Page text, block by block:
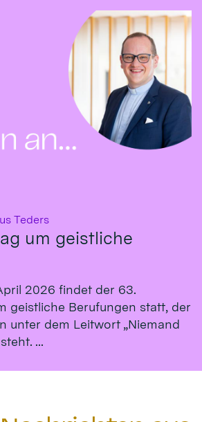
Teders:
um geistliche
2026 findet der 63.
geistliche Berufungen statt, der
unter dem Leitwort „Niemand
...